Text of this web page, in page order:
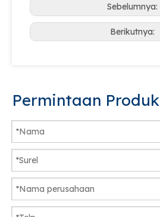
Sebelumnya:
Berikutnya:
Permintaan Produk